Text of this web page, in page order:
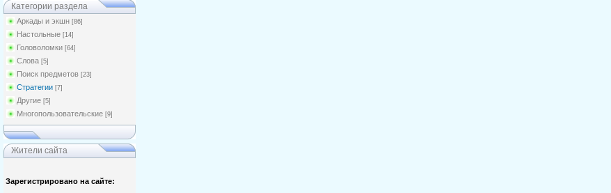
Категории раздела
Аркады и экшн [86]
Настольные [14]
Головоломки [64]
Слова [5]
Поиск предметов [23]
Стратегии [7]
Другие [5]
Многопользовательские [9]
Жители сайта
Зарегистрировано на сайте: